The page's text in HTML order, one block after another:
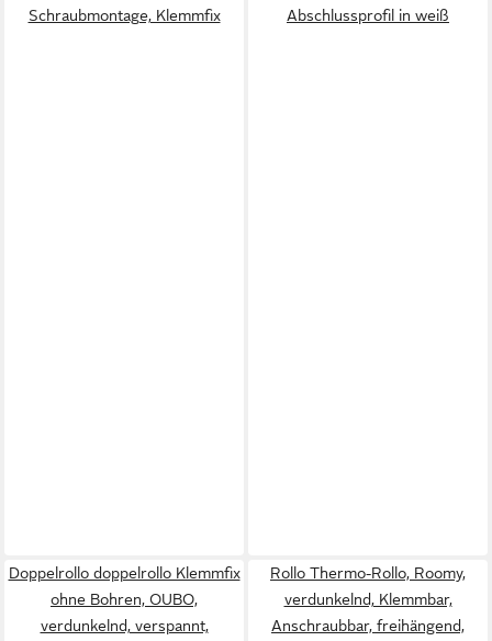
Schraubmontage, Klemmfix
Abschlussprofil in weiß
Doppelrollo doppelrollo Klemmfix
ohne Bohren, OUBO,
verdunkelnd, verspannt,
Rollo Thermo-Rollo, Roomy,
verdunkelnd, Klemmbar,
Anschraubbar, freihängend,